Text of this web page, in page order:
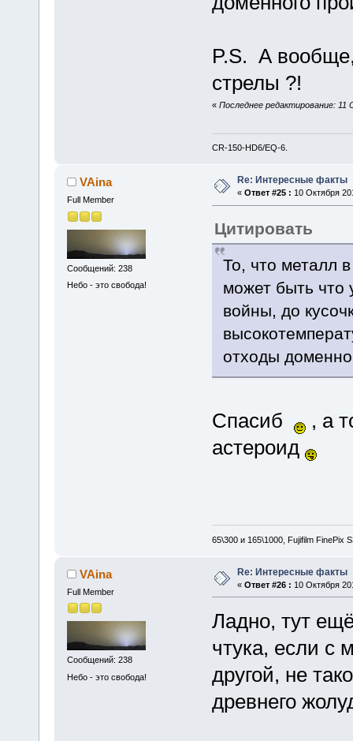
P.S. А
стрелы ?!
« Последнее редактирование: 11
CR-150-HD6/EQ-6.
VAina
Full Member
Сообщений: 238
Небо - это свобода!
Re: Интересные факты
« Ответ #25 : 10 Октября
Цитировать
То, что металл
может быть что
войны, до
отходы
Спасиб
, а
астероид
65\300 и 165\1000, Fujifilm FinePix
VAina
Full Member
Сообщений: 238
Небо - это свобода!
Re: Интересные факты
« Ответ #26 : 10 Октября
Ладно, тут
чтука, если с
другой, не
древнего